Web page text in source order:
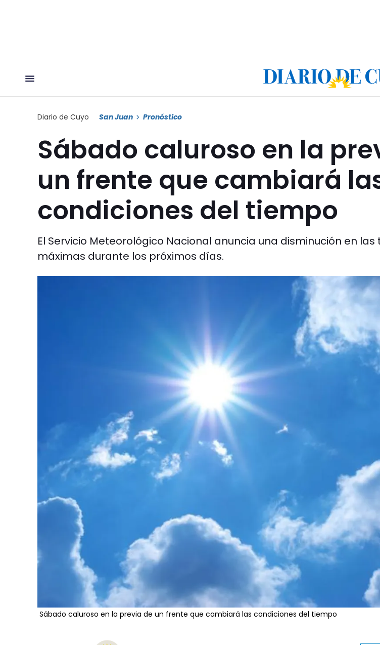
Diario de Cuyo San Juan Pronóstico
Sábado caluroso en la
un frente que cambiará
condiciones del tiempo
El Servicio Meteorológico Nacional anuncia una disminución en
máximas durante los próximos días.
Sábado caluroso en la previa de un frente que cambiará las condiciones del tiempo